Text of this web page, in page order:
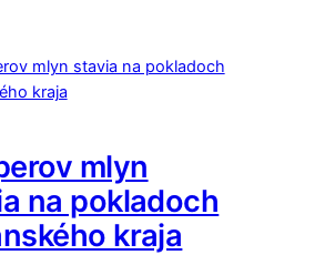
mlyn
na pokladoch
kraja